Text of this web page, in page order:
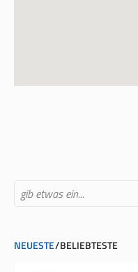
NEUESTE BELIEBTESTE